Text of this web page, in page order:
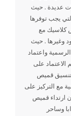
عديدة . حيث
يجب توفرها
كلاسيك مع
وغيرها . حيث
واعتماد
على
تنسيق قميص
مع التركيز على
ارتداء قميص
وساحر